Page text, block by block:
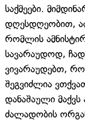
საქმეები.
დღესდღეობით,
რომლის
სავარაუდოდ,
ვივარაუდებთ,
შეგვიძლია
დანაშაული მაქვს
ძალადობის